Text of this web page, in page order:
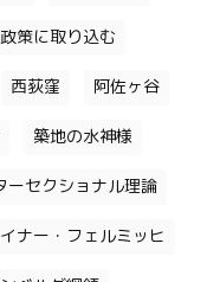
策に取り込む
西荻窪 阿佐ヶ谷
築地の水神様
ーセクショナル理論
ナー・フェルミッヒ